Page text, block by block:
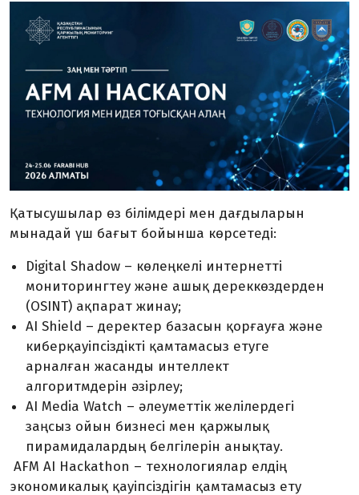
Қатысушылар өз білімдері мен дағдыларын
мынадай үш бағыт бойынша көрсетеді:
Digital Shadow – көлеңкелі интернетті
мониторингтеу және ашық дереккөздерден
(OSINT) ақпарат жинау;
AI Shield – деректер базасын қорғауға және
киберқауіпсіздікті қамтамасыз етуге
арналған жасанды интеллект
алгоритмдерін әзірлеу;
AI Media Watch – әлеуметтік желілердегі
заңсыз ойын бизнесі мен қаржылық
пирамидалардың белгілерін анықтау.
AFM AI Hackathon – технологиялар елдің
экономикалық қауіпсіздігін қамтамасыз ету